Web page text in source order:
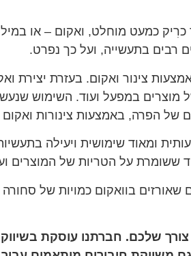
כמעט מוחלט, ואקום – או
רבים בתעשייה, ועל כך נפרט.
צינור ואקום. בעזרת יצירת
מוצרים במפעל ועוד. השימוש
הפרה, באמצעות צינורות ואקום
ומאוד שימושית ויעילה
ששומרת על הטריות של המוצרים
בוואקום כמויות של
שלכם. חברתנו עוסקת בשיווק